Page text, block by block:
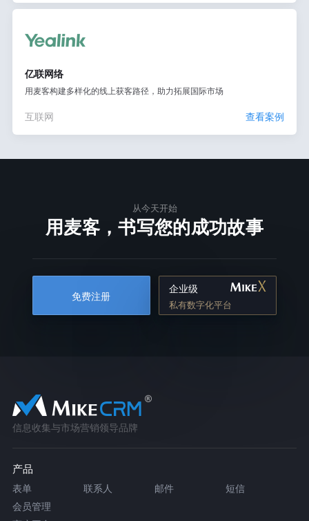
亿联网络
用麦客构建多样化的线上获客路径，助力拓展国际市场
互联网 查看案例
从今天开始
用麦客，书写您的成功故事
免费注册
企业级
私有数字化平台
信息收集与市场营销领导品牌
产品
表单 联系人 邮件
短信
会员管理